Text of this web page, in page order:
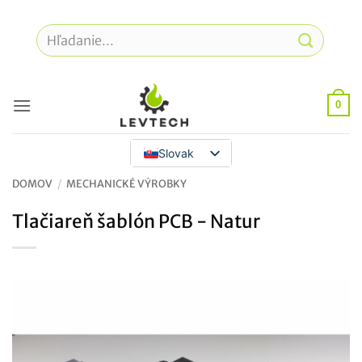
obsah
Hľadať:
0
Slovak
DOMOV / MECHANICKÉ VÝROBKY
Tlačiareň šablón PCB - Natur